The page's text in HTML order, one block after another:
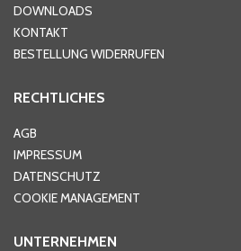
Ort*
Telefon
DOWNLOADS
KONTAKT
BESTELLUNG WIDERRUFEN
RECHTLICHES
AGB
IMPRESSUM
DATENSCHUTZ
COOKIE MANAGEMENT
UNTERNEHMEN